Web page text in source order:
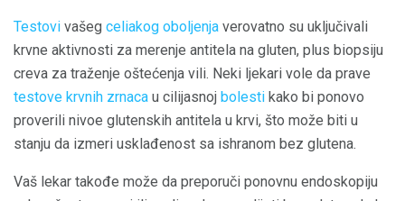
Testovi vašeg celiakog oboljenja verovatno su uključivali
krvne aktivnosti za merenje antitela na gluten, plus biopsiju
creva za traženje oštećenja vili. Neki ljekari vole da prave
testove krvnih zrnaca u cilijasnoj bolesti kako bi ponovo
proverili nivoe glutenskih antitela u krvi, što može biti u
stanju da izmeri usklađenost sa ishranom bez glutena.
Vaš lekar takođe može da preporuči ponovnu endoskopiju